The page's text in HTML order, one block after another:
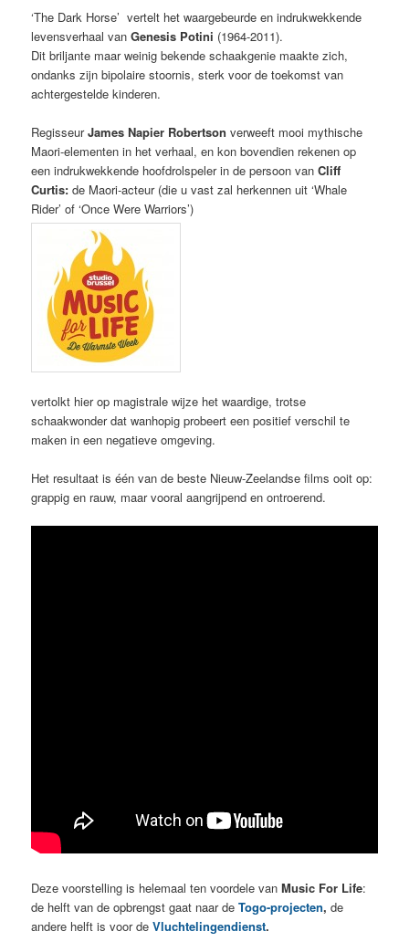
‘The Dark Horse’ vertelt het waargebeurde en indrukwekkende
levensverhaal vanGenesis Potini (1964-2011).
Dit briljante maar weinig bekende schaakgenie maakte zich,
ondanks zijn bipolaire stoornis, sterk voor de toekomst van
achtergestelde kinderen.
RegisseurJames Napier Robertsonverweeft mooi mythische
Maori-elementen in het verhaal, en kon bovendien rekenen op
een indrukwekkende hoofdrolspeler in de persoon vanCliff
Curtis: de Maori-acteur (die u vast zal herkennen uit ‘Whale
Rider’ of ‘Once Were Warriors’)
vertolkt hier op magistrale wijze het waardige, trotse
schaakwonder dat wanhopig probeert een positief verschil te
maken in een negatieve omgeving.
Het resultaat is één van de beste Nieuw-Zeelandse films ooit op:
grappig en rauw, maar vooral aangrijpend en ontroerend.
Deze voorstelling is helemaal ten voordele van Music For Life:
de helft van de opbrengst gaat naar deTogo-projecten,de
andere helft is voor deVluchtelingendienst.